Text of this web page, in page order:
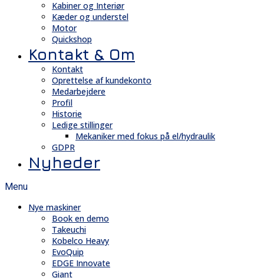
Kabiner og Interiør
Kæder og understel
Motor
Quickshop
Kontakt & Om
Kontakt
Oprettelse af kundekonto
Medarbejdere
Profil
Historie
Ledige stillinger
Mekaniker med fokus på el/hydraulik
GDPR
Nyheder
Menu
Nye maskiner
Book en demo
Takeuchi
Kobelco Heavy
EvoQuip
EDGE Innovate
Giant